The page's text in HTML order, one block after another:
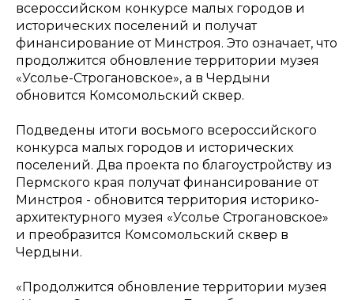
всероссийском конкурсе малых городов и
исторических поселений и получат
финансирование от Минстроя. Это означает, что
продолжится обновление территории музея
«Усолье-Строгановское», а в Чердыни
обновится Комсомольский сквер.
Подведены итоги восьмого всероссийского
конкурса малых городов и исторических
поселений. Два проекта по благоустройству из
Пермского края получат финансирование от
Минстроя - обновится территория историко-
архитектурного музея «Усолье Строгановское»
и преобразится Комсомольский сквер в
Чердыни.
«Продолжится обновление территории музея